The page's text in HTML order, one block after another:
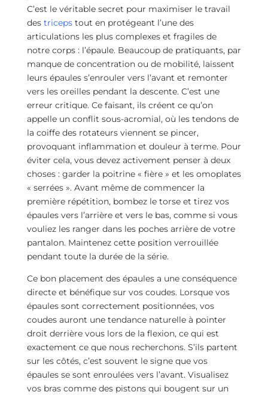
C’est le véritable secret pour maximiser le travail
des tricepstout en protégeant l’une des
articulations les plus complexes et fragiles de
notre corps : l’épaule. Beaucoup de pratiquants, par
manque de concentration ou de mobilité, laissent
leurs épaules s’enrouler vers l’avant et remonter
vers les oreilles pendant la descente. C’est une
erreur critique. Ce faisant, ils créent ce qu’on
appelle un conflit sous-acromial, où les tendons de
la coiffe des rotateurs viennent se pincer,
provoquant inflammation et douleur à terme. Pour
éviter cela, vous devez activement penser à deux
choses : garder la poitrine « fière » et les omoplates
« serrées ». Avant même de commencer la
première répétition, bombez le torse et tirez vos
épaules vers l’arrière et vers le bas, comme si vous
vouliez les ranger dans les poches arrière de votre
pantalon. Maintenez cette position verrouillée
pendant toute la durée de la série.
Ce bon placement des épaules a une conséquence
directe et bénéfique sur vos coudes. Lorsque vos
épaules sont correctement positionnées, vos
coudes auront une tendance naturelle à pointer
droit derrière vous lors de la flexion, ce qui est
exactement ce que nous recherchons. S’ils partent
sur les côtés, c’est souvent le signe que vos
épaules se sont enroulées vers l’avant. Visualisez
vos bras comme des pistons qui bougent sur un